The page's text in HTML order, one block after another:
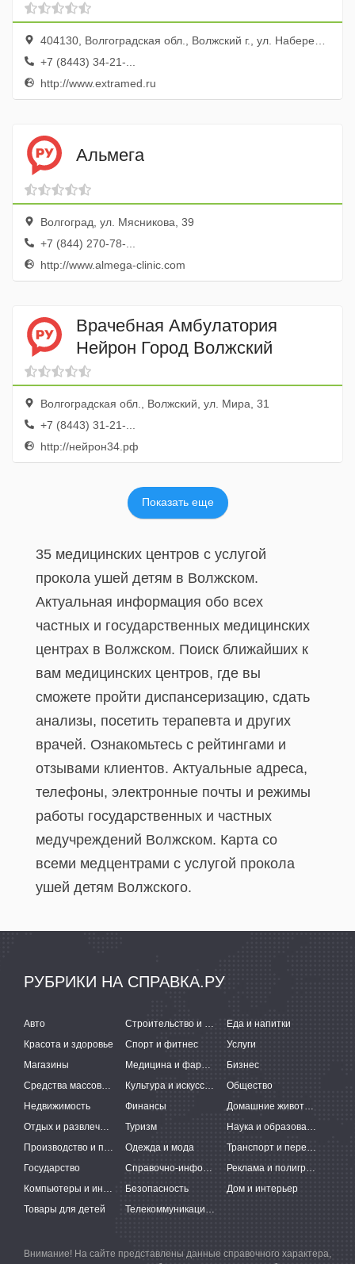
404130, Волгоградская обл., Волжский г., ул. Набережная, 2
+7 (8443) 34-21-...
http://www.extramed.ru
Альмега
Волгоград, ул. Мясникова, 39
+7 (844) 270-78-...
http://www.almega-clinic.com
Врачебная Амбулатория
Нейрон Город Волжский
Волгоградская обл., Волжский, ул. Мира, 31
+7 (8443) 31-21-...
http://нейрон34.рф
Показать еще
35 медицинских центров с услугой
прокола ушей детям в Волжском.
Актуальная информация обо всех
частных и государственных медицинских
центрах в Волжском. Поиск ближайших к
вам медицинских центров, где вы
сможете пройти диспансеризацию, сдать
анализы, посетить терапевта и других
врачей. Ознакомьтесь с рейтингами и
отзывами клиентов. Актуальные адреса,
телефоны, электронные почты и режимы
работы государственных и частных
медучреждений Волжском. Карта со
всеми медцентрами с услугой прокола
ушей детям Волжского.
РУБРИКИ НА СПРАВКА.РУ
Авто Строительство и ремонт
Еда и напитки
Красота и здоровье
Спорт и фитнес
Услуги
Магазины
Медицина и фармацевтика
Бизнес
Средства массовой информации
Культура и искусство
Общество
Недвижимость
Финансы
Домашние животные
Отдых и развлечения
Туризм
Наука и образование
Производство и поставки
Одежда и мода
Транспорт и перевозки
Государство
Справочно-информационные системы
Реклама и полиграфия
Компьютеры и интернет
Безопасность
Дом и интерьер
Товары для детей
Телекоммуникации и связь
Внимание! На сайте представлены данные справочного характера,